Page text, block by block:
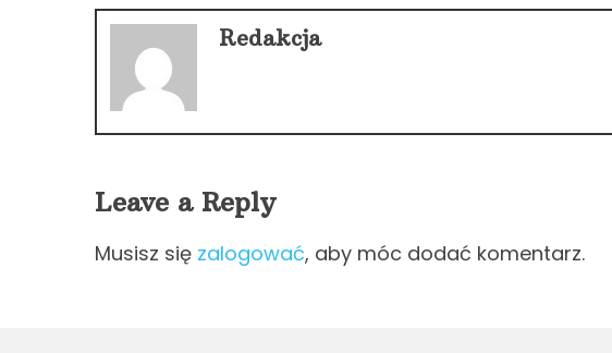
Redakcja
Leave a Reply
Musisz się zalogować, aby móc dodać komentarz.